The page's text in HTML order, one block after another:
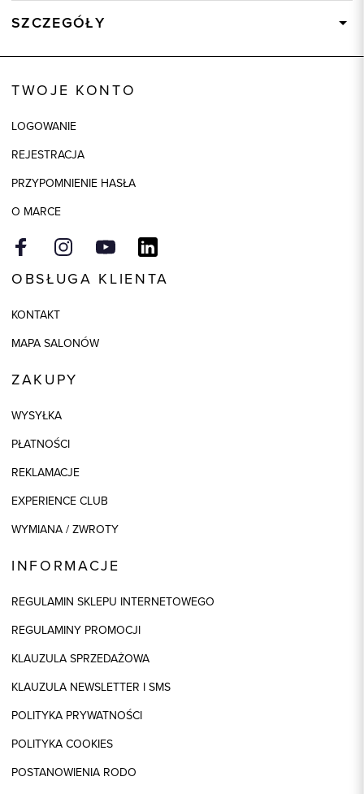
SZCZEGÓŁY
Skład tkaniny
TWOJE KONTO
LOGOWANIE
REJESTRACJA
PRZYPOMNIENIE HASŁA
O MARCE
OBSŁUGA KLIENTA
KONTAKT
MAPA SALONÓW
ZAKUPY
WYSYŁKA
PŁATNOŚCI
REKLAMACJE
EXPERIENCE CLUB
WYMIANA / ZWROTY
INFORMACJE
REGULAMIN SKLEPU INTERNETOWEGO
REGULAMINY PROMOCJI
KLAUZULA SPRZEDAŻOWA
KLAUZULA NEWSLETTER I SMS
POLITYKA PRYWATNOŚCI
POLITYKA COOKIES
POSTANOWIENIA RODO